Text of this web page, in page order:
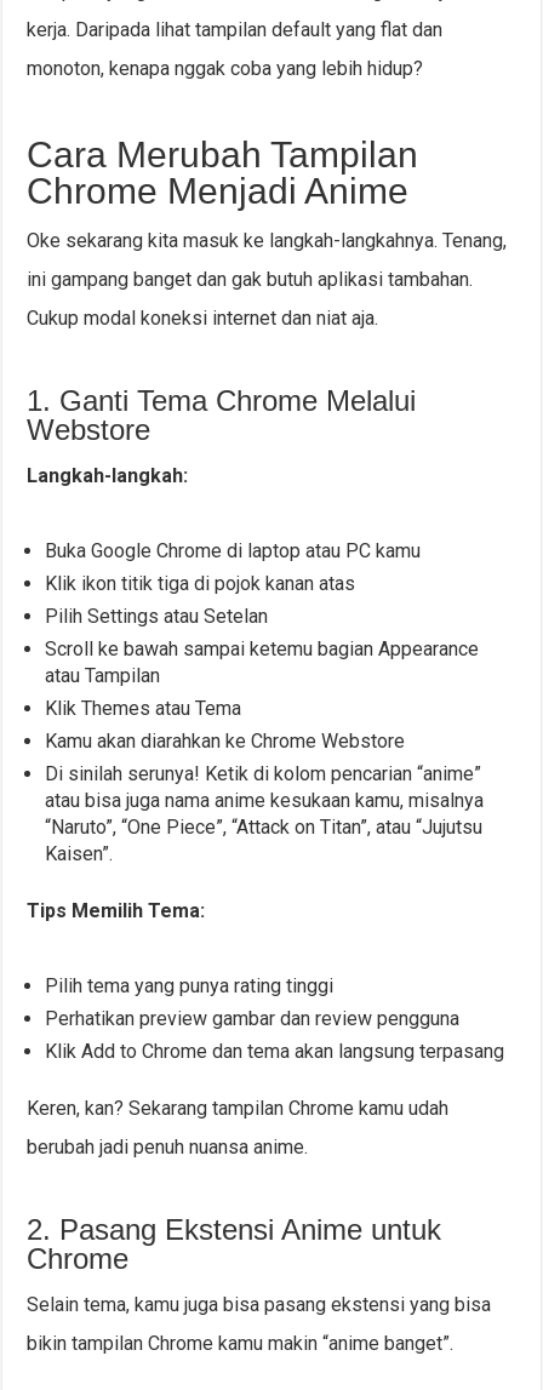
kerja. Daripada lihat tampilan default yang flat dan
monoton, kenapa nggak coba yang lebih hidup?
Cara Merubah Tampilan
Chrome Menjadi Anime
Oke sekarang kita masuk ke langkah-langkahnya. Tenang,
ini gampang banget dan gak butuh aplikasi tambahan.
Cukup modal koneksi internet dan niat aja.
1. Ganti Tema Chrome Melalui
Webstore
Langkah-langkah:
Buka Google Chrome di laptop atau PC kamu
Klik ikon titik tiga di pojok kanan atas
Pilih Settings atau Setelan
Scroll ke bawah sampai ketemu bagian Appearance
atau Tampilan
Klik Themes atau Tema
Kamu akan diarahkan ke Chrome Webstore
Di sinilah serunya! Ketik di kolom pencarian “anime”
atau bisa juga nama anime kesukaan kamu, misalnya
“Naruto”, “One Piece”, “Attack on Titan”, atau “Jujutsu
Kaisen”.
Tips Memilih Tema:
Pilih tema yang punya rating tinggi
Perhatikan preview gambar dan review pengguna
Klik Add to Chrome dan tema akan langsung terpasang
Keren, kan? Sekarang tampilan Chrome kamu udah
berubah jadi penuh nuansa anime.
2. Pasang Ekstensi Anime untuk
Chrome
Selain tema, kamu juga bisa pasang ekstensi yang bisa
bikin tampilan Chrome kamu makin “anime banget”.